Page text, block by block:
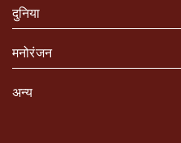
दुनिया
मनोरंजन
अन्य